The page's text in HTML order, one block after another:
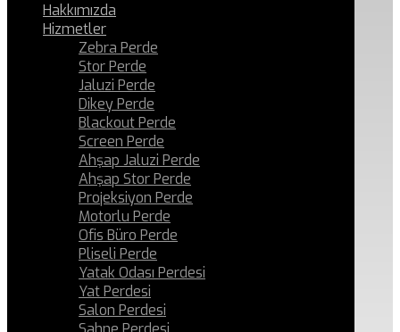
Hakkımızda
Hizmetler
Zebra Perde
Stor Perde
Jaluzi Perde
Dikey Perde
Blackout Perde
Screen Perde
Ahşap Jaluzi Perde
Ahşap Stor Perde
Projeksiyon Perde
Motorlu Perde
Ofis Büro Perde
Pliseli Perde
Yatak Odası Perdesi
Yat Perdesi
Salon Perdesi